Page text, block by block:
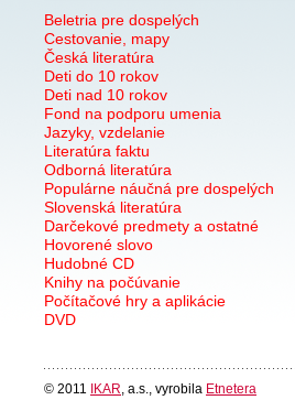
Beletria pre dospelých
Cestovanie, mapy
Česká literatúra
Deti do 10 rokov
Deti nad 10 rokov
Fond na podporu umenia
Jazyky, vzdelanie
Literatúra faktu
Odborná literatúra
Populárne náučná pre dospelých
Slovenská literatúra
Darčekové predmety a ostatné
Hovorené slovo
Hudobné CD
Knihy na počúvanie
Počítačové hry a aplikácie
DVD
© 2011 IKAR , a.s., vyrobila Etnetera